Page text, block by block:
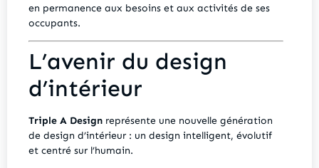
en permanence aux besoins et aux activités de ses
occupants.
L’avenir du design
d’intérieur
Triple A Design représente une nouvelle génération
de design d’intérieur : un design intelligent, évolutif
et centré sur l’humain.